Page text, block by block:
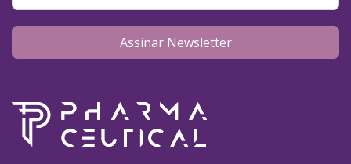
Assinar Newsletter